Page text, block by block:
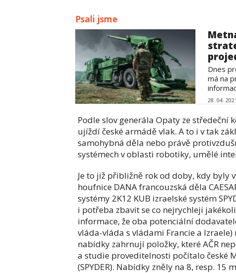
Psali jsme
Dnes
má na
28. 04. 2021
Podle slov generála Opaty ze středeční
ujíždí české armádě vlak. A to i v tak
samohybná děla nebo právě
systémech v oblasti robotiky, umělé
Je to již přibližně rok od doby, kdy byly
houfnice DANA francouzská děla
systémy 2K12 KUB izraelské systém
i potřeba zbavit se co nejrychleji
informace, že oba potenciální
vláda-vláda s vládami Francie a
nabídky zahrnují položky, které AČR
a studie proveditelnosti počítalo české
(SPYDER). Nabídky zněly na 8, resp. 15